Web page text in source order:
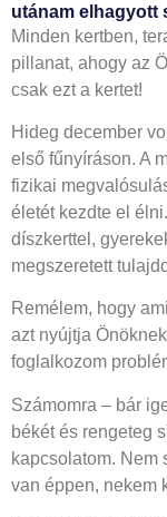
utánam elhagyott
Minden kertben,
pillanat, ahogy az
csak ezt a kertet!
Hideg december
első fűnyíráson. A
fizikai
életét kezdte el
díszkerttel,
megszeretett
Remélem, hogy
azt nyújtja
foglalkozom
Számomra – bár
békét és rengeteg
kapcsolatom. Nem
van éppen, nekem